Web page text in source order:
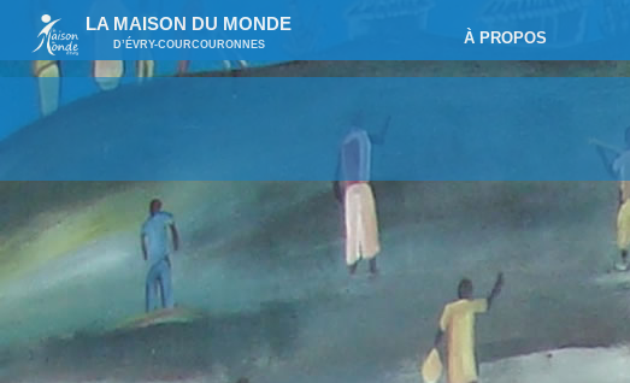
LA MAISON DU MONDE
D’ÉVRY-COURCOURONNES À PROPOS